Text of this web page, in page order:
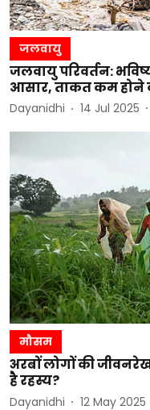
जलवायु
जलवायु परिवर्तन:
आसार, ताकत कम होने
Dayanidhi 14 Jul 2025
मौसम
अरबों लोगों की
है रहस्य?
Dayanidhi 12 May 2025